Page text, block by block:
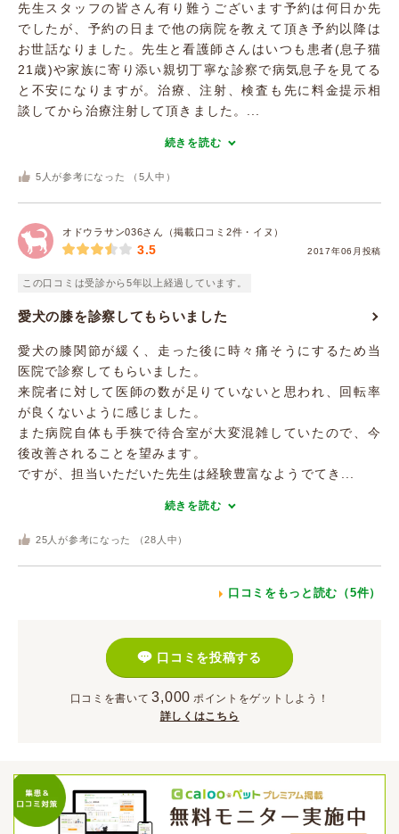
先生スタッフの皆さん有り難うございます予約は何日か先
でしたが、予約の日まで他の病院を教えて頂き予約以降は
お世話なりました。先生と看護師さんはいつも患者(息子猫
21歳)や家族に寄り添い親切丁寧な診察で病気息子を見てる
と不安になりますが。治療、注射、検査も先に料金提示相
談してから治療注射して頂きました。...
続きを読む
5 人が参考になった （ 5 人中）
オドウラサン036さん（掲載口コミ2件・イヌ）
2017年06月投稿
3.5
この口コミは受診から5年以上経過しています。
愛犬の膝を診察してもらいました
愛犬の膝関節が緩く、走った後に時々痛そうにするため当
医院で診察してもらいました。
来院者に対して医師の数が足りていないと思われ、回転率
が良くないように感じました。
また病院自体も手狭で待合室が大変混雑していたので、今
後改善されることを望みます。
ですが、担当いただいた先生は経験豊富なようでてき...
続きを読む
25 人が参考になった （28 人中）
口コミをもっと読む（5件）
口コミを投稿する
口コミを書いて 3,000 ポイント をゲットしよう！
詳しくはこちら